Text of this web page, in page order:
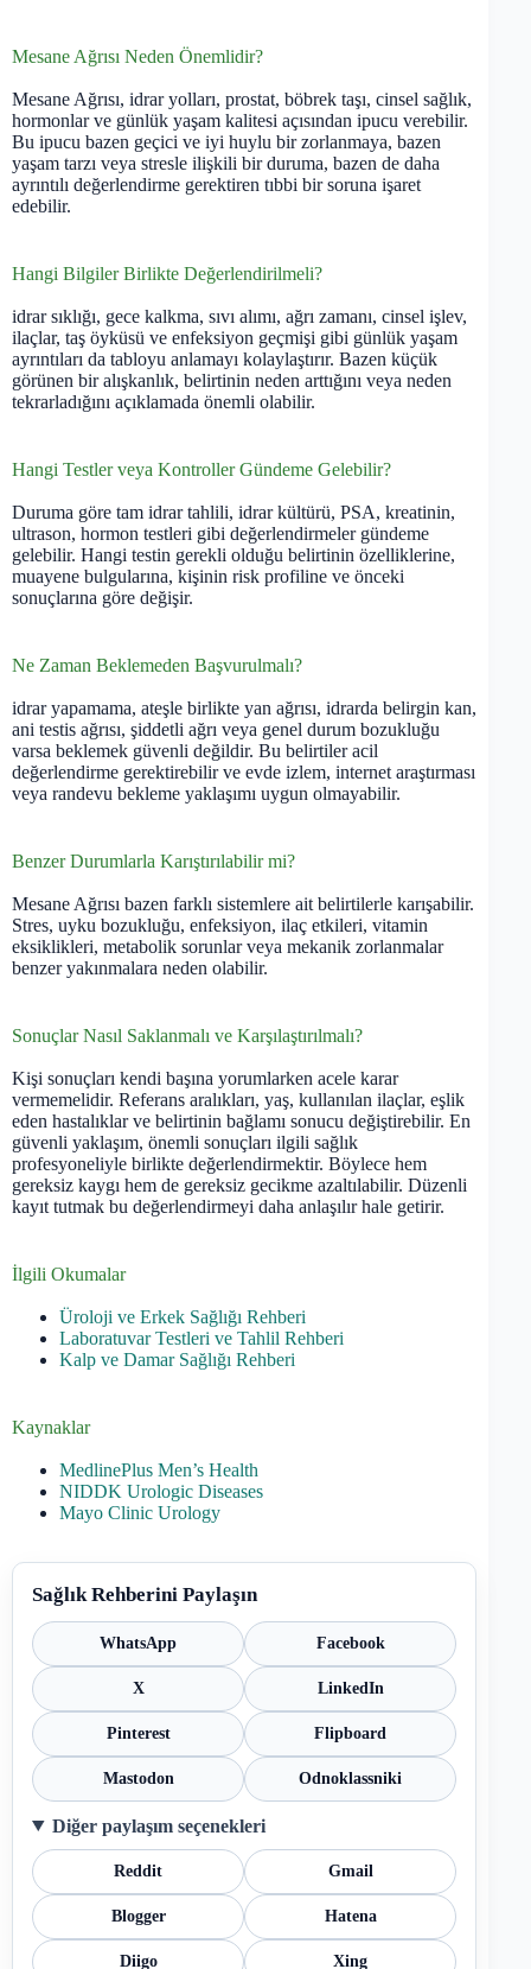
Mesane Ağrısı Neden Önemlidir?
Mesane Ağrısı, idrar yolları, prostat, böbrek taşı, cinsel sağlık,
hormonlar ve günlük yaşam kalitesi açısından ipucu verebilir.
Bu ipucu bazen geçici ve iyi huylu bir zorlanmaya, bazen
yaşam tarzı veya stresle ilişkili bir duruma, bazen de daha
ayrıntılı değerlendirme gerektiren tıbbi bir soruna işaret
edebilir.
Hangi Bilgiler Birlikte Değerlendirilmeli?
idrar sıklığı, gece kalkma, sıvı alımı, ağrı zamanı, cinsel işlev,
ilaçlar, taş öyküsü ve enfeksiyon geçmişi gibi günlük yaşam
ayrıntıları da tabloyu anlamayı kolaylaştırır. Bazen küçük
görünen bir alışkanlık, belirtinin neden arttığını veya neden
tekrarladığını açıklamada önemli olabilir.
Hangi Testler veya Kontroller Gündeme Gelebilir?
Duruma göre tam idrar tahlili, idrar kültürü, PSA, kreatinin,
ultrason, hormon testleri gibi değerlendirmeler gündeme
gelebilir. Hangi testin gerekli olduğu belirtinin özelliklerine,
muayene bulgularına, kişinin risk profiline ve önceki
sonuçlarına göre değişir.
Ne Zaman Beklemeden Başvurulmalı?
idrar yapamama, ateşle birlikte yan ağrısı, idrarda belirgin kan,
ani testis ağrısı, şiddetli ağrı veya genel durum bozukluğu
varsa beklemek güvenli değildir. Bu belirtiler acil
değerlendirme gerektirebilir ve evde izlem, internet araştırması
veya randevu bekleme yaklaşımı uygun olmayabilir.
Benzer Durumlarla Karıştırılabilir mi?
Mesane Ağrısı bazen farklı sistemlere ait belirtilerle karışabilir.
Stres, uyku bozukluğu, enfeksiyon, ilaç etkileri, vitamin
eksiklikleri, metabolik sorunlar veya mekanik zorlanmalar
benzer yakınmalara neden olabilir.
Sonuçlar Nasıl Saklanmalı ve Karşılaştırılmalı?
Kişi sonuçları kendi başına yorumlarken acele karar
vermemelidir. Referans aralıkları, yaş, kullanılan ilaçlar, eşlik
eden hastalıklar ve belirtinin bağlamı sonucu değiştirebilir. En
güvenli yaklaşım, önemli sonuçları ilgili sağlık
profesyoneliyle birlikte değerlendirmektir. Böylece hem
gereksiz kaygı hem de gereksiz gecikme azaltılabilir. Düzenli
kayıt tutmak bu değerlendirmeyi daha anlaşılır hale getirir.
İlgili Okumalar
Üroloji ve Erkek Sağlığı Rehberi
Laboratuvar Testleri ve Tahlil Rehberi
Kalp ve Damar Sağlığı Rehberi
Kaynaklar
MedlinePlus Men’s Health
NIDDK Urologic Diseases
Mayo Clinic Urology
Sağlık Rehberini Paylaşın
WhatsApp Facebook
X LinkedIn
Pinterest Flipboard
Mastodon Odnoklassniki
Diğer paylaşım seçenekleri
Reddit Gmail
Blogger Hatena
Diigo Xing